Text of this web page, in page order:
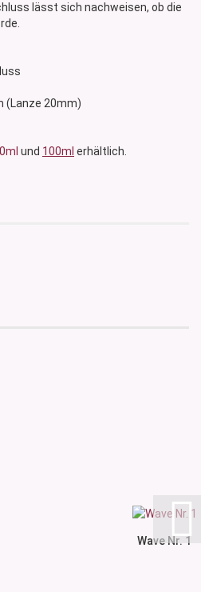
lässt sich nachweisen, ob die
(Lanze 20mm)
und 100ml erhältlich.
Wave Nr. 1